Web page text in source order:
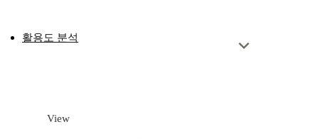
활용도 분석
View